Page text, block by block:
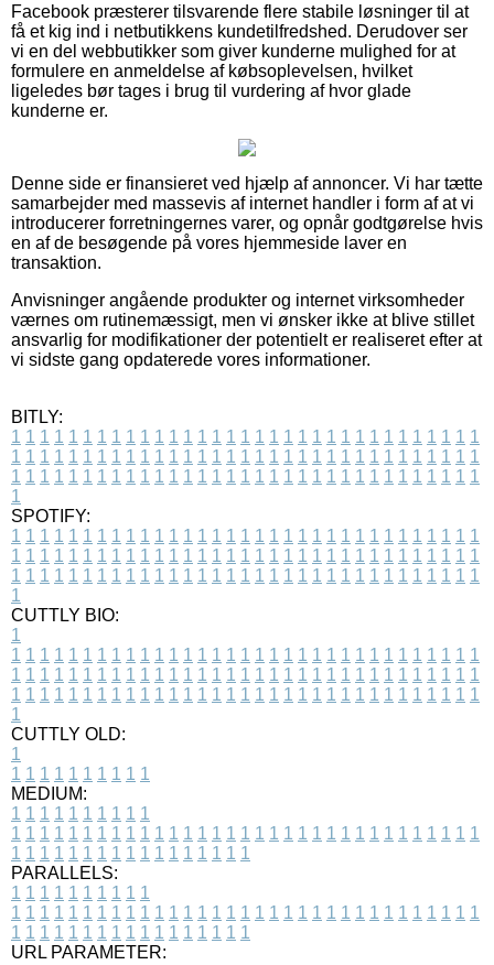
Facebook præsterer tilsvarende flere stabile løsninger til at
få et kig ind i netbutikkens kundetilfredshed. Derudover ser
vi en del webbutikker som giver kunderne mulighed for at
formulere en anmeldelse af købsoplevelsen, hvilket
ligeledes bør tages i brug til vurdering af hvor glade
kunderne er.
Denne side er finansieret ved hjælp af annoncer. Vi har tætte
samarbejder med massevis af internet handler i form af at vi
introducerer forretningernes varer, og opnår godtgørelse hvis
en af de besøgende på vores hjemmeside laver en
transaktion.
Anvisninger angående produkter og internet virksomheder
værnes om rutinemæssigt, men vi ønsker ikke at blive stillet
ansvarlig for modifikationer der potentielt er realiseret efter at
vi sidste gang opdaterede vores informationer.
BITLY:
1 1 1 1 1 1 1 1 1 1 1 1 1 1 1 1 1 1 1 1 1 1 1 1 1 1 1 1 1 1 1 1 1
1 1 1 1 1 1 1 1 1 1 1 1 1 1 1 1 1 1 1 1 1 1 1 1 1 1 1 1 1 1 1 1 1
1 1 1 1 1 1 1 1 1 1 1 1 1 1 1 1 1 1 1 1 1 1 1 1 1 1 1 1 1 1 1 1 1
1
SPOTIFY:
1 1 1 1 1 1 1 1 1 1 1 1 1 1 1 1 1 1 1 1 1 1 1 1 1 1 1 1 1 1 1 1 1
1 1 1 1 1 1 1 1 1 1 1 1 1 1 1 1 1 1 1 1 1 1 1 1 1 1 1 1 1 1 1 1 1
1 1 1 1 1 1 1 1 1 1 1 1 1 1 1 1 1 1 1 1 1 1 1 1 1 1 1 1 1 1 1 1 1
1
CUTTLY BIO:
1
1 1 1 1 1 1 1 1 1 1 1 1 1 1 1 1 1 1 1 1 1 1 1 1 1 1 1 1 1 1 1 1 1
1 1 1 1 1 1 1 1 1 1 1 1 1 1 1 1 1 1 1 1 1 1 1 1 1 1 1 1 1 1 1 1 1
1 1 1 1 1 1 1 1 1 1 1 1 1 1 1 1 1 1 1 1 1 1 1 1 1 1 1 1 1 1 1 1 1
1
CUTTLY OLD:
1
1 1 1 1 1 1 1 1 1 1
MEDIUM:
1 1 1 1 1 1 1 1 1 1
1 1 1 1 1 1 1 1 1 1 1 1 1 1 1 1 1 1 1 1 1 1 1 1 1 1 1 1 1 1 1 1 1
1 1 1 1 1 1 1 1 1 1 1 1 1 1 1 1 1
PARALLELS:
1 1 1 1 1 1 1 1 1 1
1 1 1 1 1 1 1 1 1 1 1 1 1 1 1 1 1 1 1 1 1 1 1 1 1 1 1 1 1 1 1 1 1
1 1 1 1 1 1 1 1 1 1 1 1 1 1 1 1 1
URL PARAMETER: